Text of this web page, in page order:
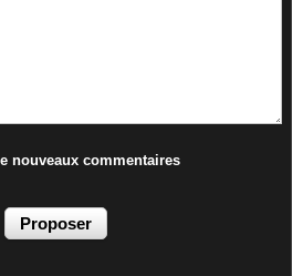
nouveaux commentaires